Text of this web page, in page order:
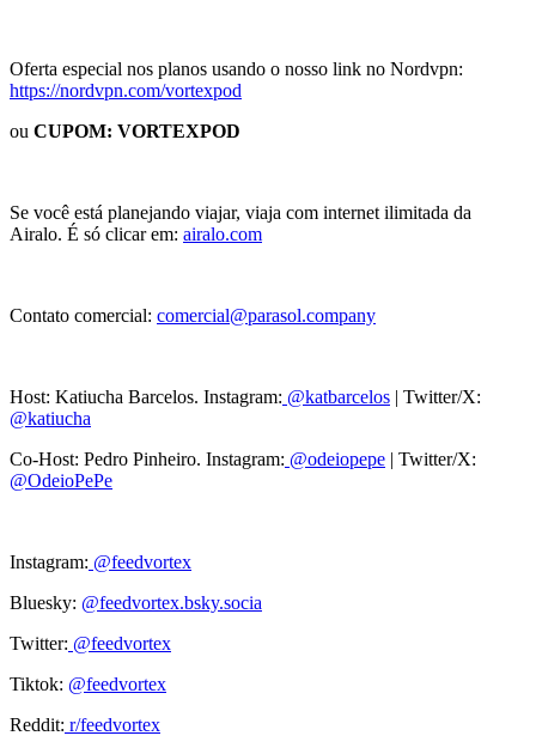
Oferta especial nos planos usando o nosso link no Nordvpn:
https://nordvpn.com/vortexpod
ou CUPOM: VORTEXPOD
Se você está planejando viajar, viaja com internet ilimitada da
Airalo. É só clicar em: airalo.com
Contato comercial: comercial@parasol.company
Host: Katiucha Barcelos. Instagram: @katbarcelos | Twitter/X:
@katiucha
Co-Host: Pedro Pinheiro. Instagram: @odeiopepe | Twitter/X:
@OdeioPePe
Instagram: @feedvortex
Bluesky: @feedvortex.bsky.socia
Twitter: @feedvortex
Tiktok: @feedvortex
Reddit: r/feedvortex